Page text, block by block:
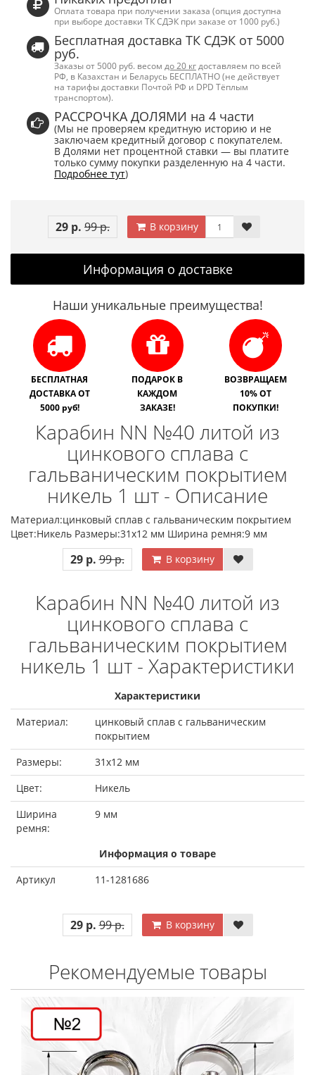
Оплата товара при получении заказа (опция доступна
при выборе доставки ТК СДЭК при заказе от 1000 руб.)
Бесплатная доставка ТК СДЭК от 5000
руб.
Заказы от 5000 руб. весом до 20 кг доставляем по всей
РФ, в Казахстан и Беларусь БЕСПЛАТНО (не действует
на тарифы доставки Почтой РФ и DPD Тёплым
транспортом).
РАССРОЧКА ДОЛЯМИ на 4 части
(Мы не проверяем кредитную историю и не
заключаем кредитный договор с покупателем.
В Долями нет процентной ставки — вы платите
только сумму покупки разделенную на 4 части.
Подробнее тут)
29 р. 99 р. В корзину
Информация о доставке
Наши уникальные преимущества!
БЕСПЛАТНАЯ
ДОСТАВКА ОТ
5000 руб!
ПОДАРОК В
КАЖДОМ
ЗАКАЗЕ!
ВОЗВРАЩАЕМ
10% ОТ
ПОКУПКИ!
Карабин NN №40 литой из
цинкового сплава с
гальваническим покрытием
никель 1 шт - Описание
Материал:цинковый сплав с гальваническим покрытием
Цвет:Никель Размеры:31х12 мм Ширина ремня:9 мм
29 р. 99 р. В корзину
Карабин NN №40 литой из
цинкового сплава с
гальваническим покрытием
никель 1 шт - Характеристики
Характеристики
Материал:
цинковый сплав с гальваническим
покрытием
Размеры:
31х12 мм
Цвет:
Никель
Ширина
ремня:
9 мм
Информация о товаре
Артикул
11-1281686
29 р. 99 р. В корзину
Рекомендуемые товары